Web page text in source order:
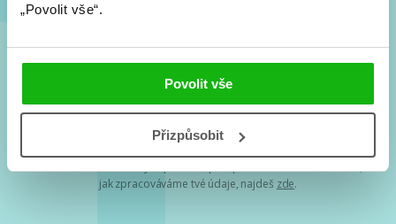
„Povolit vše“.
Povolit vše
Přizpůsobit
Souhlasím spodmínkami zpracování osobních údajů
Tvá e-mailová adresa je u nás v bezpečí. Přečti si
jak zpracováváme tvé údaje, najdeš zde.